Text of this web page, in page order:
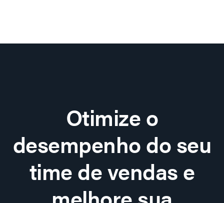
Otimize o
desempenho do seu
time de vendas e